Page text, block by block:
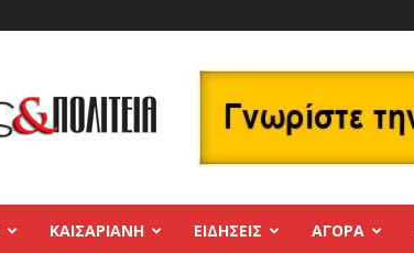
και
Πολιτεία
Βύρωνας
–
ΠαγκράτιΚΑΙΣΑΡΙΑΝΗ ΕΙΔΗΣΕΙΣ ΑΓΟΡΑ